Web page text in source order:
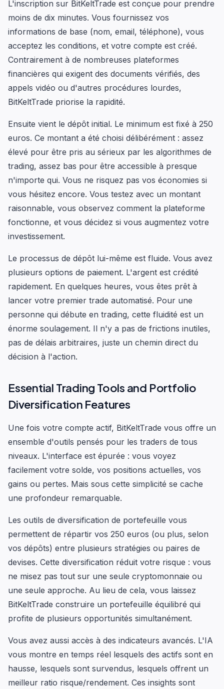
L'inscription sur BitKeltTrade est conçue pour prendre
moins de dix minutes. Vous fournissez vos
informations de base (nom, email, téléphone), vous
acceptez les conditions, et votre compte est créé.
Contrairement à de nombreuses plateformes
financières qui exigent des documents vérifiés, des
appels vidéo ou d'autres procédures lourdes,
BitKeltTrade priorise la rapidité.
Ensuite vient le dépôt initial. Le minimum est fixé à 250
euros. Ce montant a été choisi délibérément : assez
élevé pour être pris au sérieux par les algorithmes de
trading, assez bas pour être accessible à presque
n'importe qui. Vous ne risquez pas vos économies si
vous hésitez encore. Vous testez avec un montant
raisonnable, vous observez comment la plateforme
fonctionne, et vous décidez si vous augmentez votre
investissement.
Le processus de dépôt lui-même est fluide. Vous avez
plusieurs options de paiement. L'argent est crédité
rapidement. En quelques heures, vous êtes prêt à
lancer votre premier trade automatisé. Pour une
personne qui débute en trading, cette fluidité est un
énorme soulagement. Il n'y a pas de frictions inutiles,
pas de délais arbitraires, juste un chemin direct du
décision à l'action.
Essential Trading Tools and Portfolio
Diversification Features
Une fois votre compte actif, BitKeltTrade vous offre un
ensemble d'outils pensés pour les traders de tous
niveaux. L'interface est épurée : vous voyez
facilement votre solde, vos positions actuelles, vos
gains ou pertes. Mais sous cette simplicité se cache
une profondeur remarquable.
Les outils de diversification de portefeuille vous
permettent de répartir vos 250 euros (ou plus, selon
vos dépôts) entre plusieurs stratégies ou paires de
devises. Cette diversification réduit votre risque : vous
ne misez pas tout sur une seule cryptomonnaie ou
une seule approche. Au lieu de cela, vous laissez
BitKeltTrade construire un portefeuille équilibré qui
profite de plusieurs opportunités simultanément.
Vous avez aussi accès à des indicateurs avancés. L'IA
vous montre en temps réel lesquels des actifs sont en
hausse, lesquels sont survendus, lesquels offrent un
meilleur ratio risque/rendement. Ces insights sont